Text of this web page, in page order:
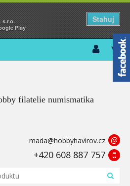
s.r.o.
Play
Stahuj
filatelie numismatika
mada@hobbyhavirov.cz @
+420 608 887 757